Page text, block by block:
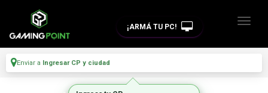
¡ARMÁ TU PC!
Enviar a Ingresar CP y ciudad